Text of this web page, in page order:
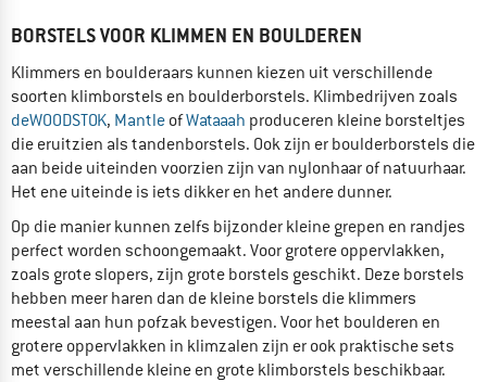
BORSTELS VOOR KLIMMEN EN BOULDEREN
Klimmers en boulderaars kunnen kiezen uit verschillende
soorten klimborstels en boulderborstels. Klimbedrijven zoals
deWOODSTOK, Mantle ofWataaah produceren kleine borsteltjes
die eruitzien als tandenborstels. Ook zijn er boulderborstels die
aan beide uiteinden voorzien zijn van nylonhaar of natuurhaar.
Het ene uiteinde is iets dikker en het andere dunner.
Op die manier kunnen zelfs bijzonder kleine grepen en randjes
perfect worden schoongemaakt. Voor grotere oppervlakken,
zoals grote slopers, zijn grote borstels geschikt. Deze borstels
hebben meer haren dan de kleine borstels die klimmers
meestal aan hun pofzak bevestigen. Voor het boulderen en
grotere oppervlakken in klimzalen zijn er ook praktische sets
met verschillende kleine en grote klimborstels beschikbaar.